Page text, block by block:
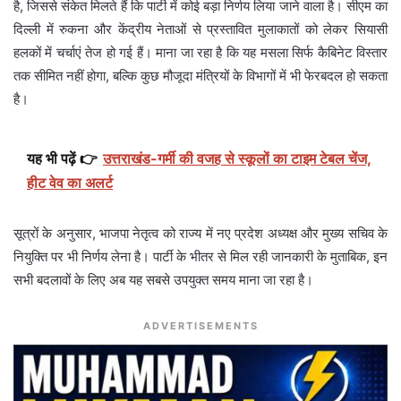
है, जिससे संकेत मिलते हैं कि पार्टी में कोई बड़ा निर्णय लिया जाने वाला है। सीएम का
दिल्ली में रुकना और केंद्रीय नेताओं से प्रस्तावित मुलाकातों को लेकर सियासी
हलकों में चर्चाएं तेज हो गई हैं। माना जा रहा है कि यह मसला सिर्फ कैबिनेट विस्तार
तक सीमित नहीं होगा, बल्कि कुछ मौजूदा मंत्रियों के विभागों में भी फेरबदल हो सकता
है।
यह भी पढ़ें 👉 उत्तराखंड-गर्मी की वजह से स्कूलों का टाइम टेबल चेंज,
हीट वेव का अलर्ट
सूत्रों के अनुसार, भाजपा नेतृत्व को राज्य में नए प्रदेश अध्यक्ष और मुख्य सचिव के
नियुक्ति पर भी निर्णय लेना है। पार्टी के भीतर से मिल रही जानकारी के मुताबिक, इन
सभी बदलावों के लिए अब यह सबसे उपयुक्त समय माना जा रहा है।
ADVERTISEMENTS